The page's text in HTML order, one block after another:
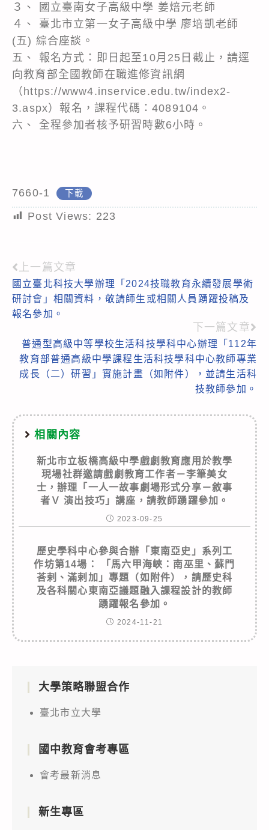
３、 國立臺南女子高級中學 姜焙元老師
４、 臺北市立第一女子高級中學 廖培凱老師
(五) 綜合座談。
五、 報名方式：即日起至10月25日截止，請逕
向教育部全國教師在職進修資訊網
（https://www4.inservice.edu.tw/index2-
3.aspx）報名，課程代碼：4089104。
六、 全程參加者核予研習時數6小時。
7660-1 下載
Post Views: 223
Read
more
articles
上一篇文章
國立臺北科技大學辦理「2024技職教育永續發展學術
研討會」相關資料，敬請師生或相關人員踴躍投稿及
報名參加。
下一篇文章
普通型高級中等學校生活科技學科中心辦理「112年
教育部普通高級中學課程生活科技學科中心教師專業
成長（二）研習」實施計畫（如附件），並請生活科
技教師參加。
相關內容
新北市立板橋高級中學戲劇教育應用於教學
現場社群邀請戲劇教育工作者－李筆美女
士，辦理「一人一故事劇場形式分享－敘事
者Ｖ 演出技巧」講座，請教師踴躍參加。
2023-09-25
歷史學科中心參與合辦「東南亞史」系列工
作坊第14場： 「馬六甲海峽：南巫里、蘇門
荅剌、滿剌加」專題（如附件），請歷史科
及各科關心東南亞議題融入課程設計的教師
踴躍報名參加。
2024-11-21
大學策略聯盟合作
臺北市立大學
國中教育會考專區
會考最新消息
新生專區